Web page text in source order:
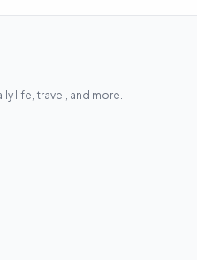
life, travel, and more.